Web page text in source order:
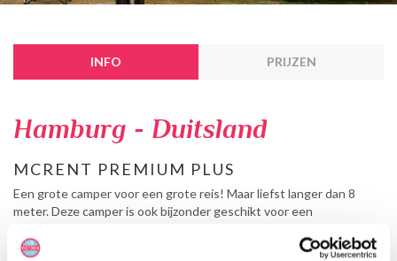
INFO PRIJZEN
Hamburg - Duitsland
MCRENT PREMIUM PLUS
Een grote camper voor een grote reis! Maar liefst langer dan 8
meter. Deze camper is ook bijzonder geschikt voor een
fietsendrager. Om deze camper te mogen besturen, is een groot